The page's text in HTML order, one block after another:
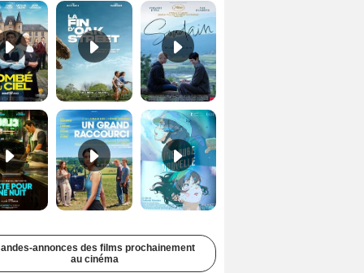
Juste pour une nuit Bande-annonce VO STFR Un grand raccourci Bande-annonce VF Une aube nouvelle Bande-annonce VO STFR
annonces des films prochainement
au cinéma